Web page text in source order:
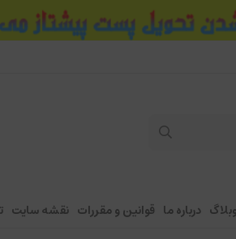
وبلاگ درباره ما قوانین و مقررات نقشه سایت